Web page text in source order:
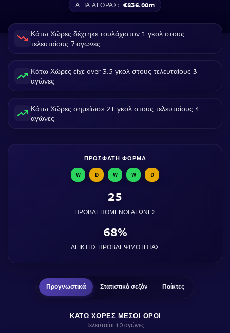
ΑΞΊΑ ΑΓΟΡΆΣ: €836.00m
Κάτω Χώρες δέχτηκε τουλάχιστον 1 γκολ στους
τελευταίους 7 αγώνες
Κάτω Χώρες είχε over 3.5 γκολ στους τελευταίους 3
αγώνες
Κάτω Χώρες σημείωσε 2+ γκολ στους τελευταίους 4
αγώνες
ΠΡΌΣΦΑΤΗ ΦΌΡΜΑ
W D W W D
25
ΠΡΟΒΛΕΠΌΜΕΝΟΙ ΑΓΏΝΕΣ
68%
ΔΕΊΚΤΗΣ ΠΡΟΒΛΕΨΙΜΌΤΗΤΑΣ
Προγνωστικά Στατιστικά σεζόν Παίκτες
ΚΆΤΩ ΧΏΡΕΣ ΜΈΣΟΙ ΌΡΟΙ
Τελευταίοι 10 αγώνες